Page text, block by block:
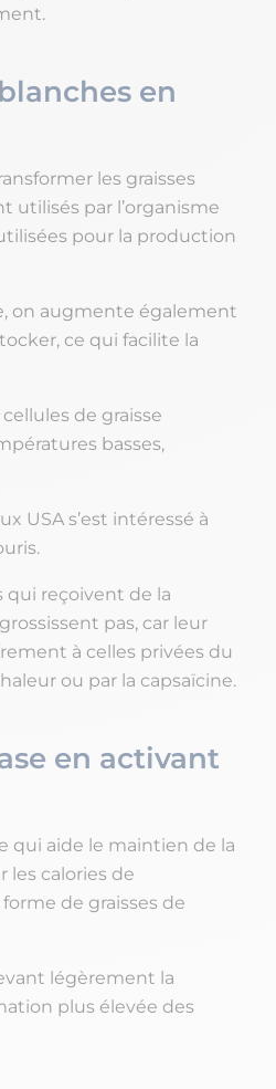
en
les graisses
utilisés par l’organisme
pour la production
on augmente également
ce qui facilite la
de graisse
basses,
USA s’est intéressé à
qui reçoivent de la
pas, car leur
à celles privées du
ou par la capsaïcine.
en activant
qui aide le maintien de la
les calories de
de graisses de
légèrement la
plus élevée des